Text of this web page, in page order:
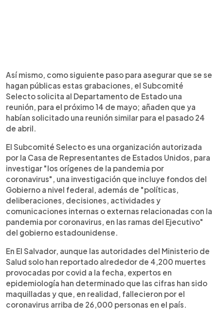
Así mismo, como siguiente paso para asegurar que se se
hagan públicas estas grabaciones, el Subcomité
Selecto solicita al Departamento de Estado una
reunión, para el próximo 14 de mayo; añaden que ya
habían solicitado una reunión similar para el pasado 24
de abril.
El Subcomité Selecto es una organización autorizada
por la Casa de Representantes de Estados Unidos, para
investigar "los orígenes de la pandemia por
coronavirus", una investigación que incluye fondos del
Gobierno a nivel federal, además de "políticas,
deliberaciones, decisiones, actividades y
comunicaciones internas o externas relacionadas con la
pandemia por coronavirus, en las ramas del Ejecutivo"
del gobierno estadounidense.
En El Salvador, aunque las autoridades del Ministerio de
Salud solo han reportado alrededor de 4,200 muertes
provocadas por covid a la fecha, expertos en
epidemiología han determinado que las cifras han sido
maquilladas y que, en realidad, fallecieron por el
coronavirus arriba de 26,000 personas en el país.